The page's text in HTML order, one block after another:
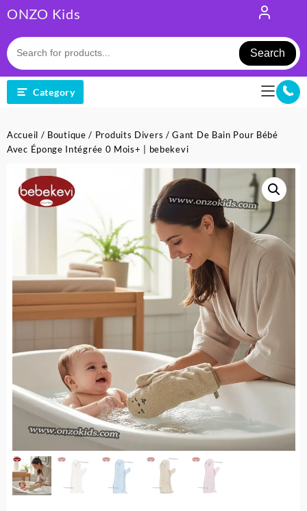
to
content
ONZO Kids
Search
Category
Accueil / Boutique / Produits Divers / Gant De Bain Pour Bébé
Avec Éponge Intégrée 0 Mois+ | bebekevi